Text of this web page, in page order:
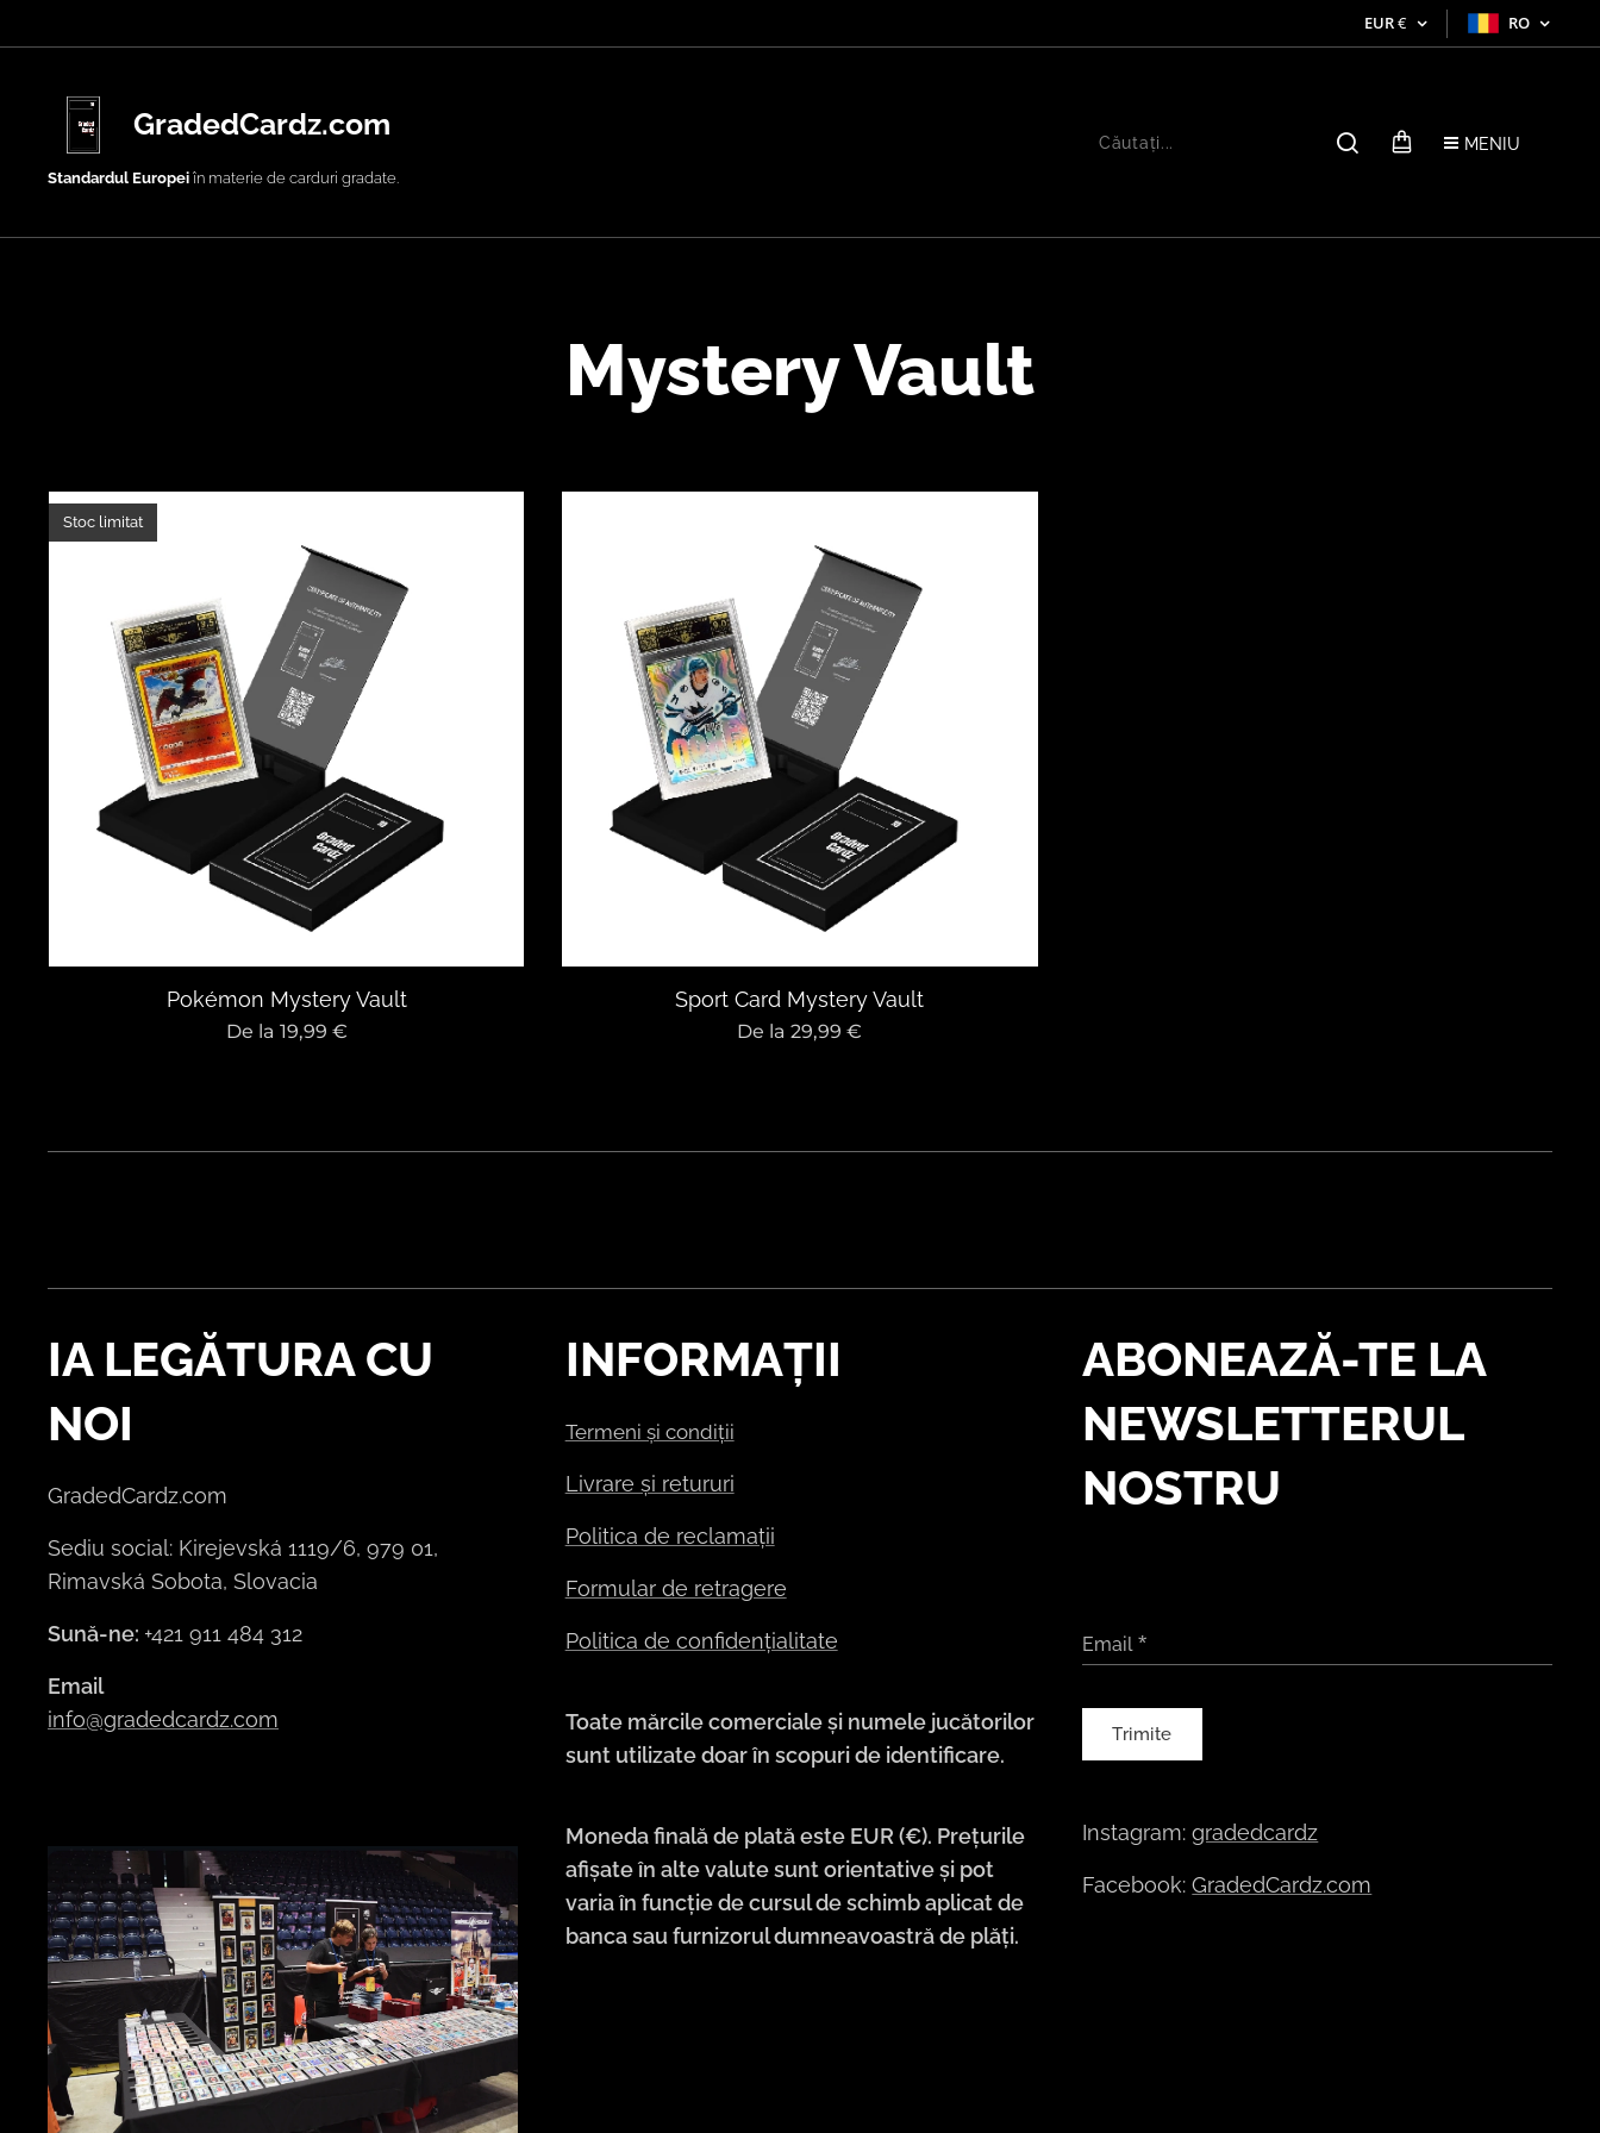
EUR€ RO
GradedCardz.com
Standardul Europei în materie de carduri gradate.
MENIU
Mystery Vault
Pokémon Mystery Vault
Stoc limitat
De la 19,99 €
Sport Card Mystery Vault
De la29,99 €
IA LEGĂTURA CU
NOI
GradedCardz.com
Sediu social: Kirejevská 1119/6, 979 01,
Rimavská Sobota, Slovacia
Sună-ne: +421 911 484 312
Email
info@gradedcardz.com
INFORMAȚII
Termeni și condiții
Livrare și retururi
Politica de reclamații
Formular de retragere
Politica de confidențialitate
Toate mărcile comerciale și numele jucătorilor
sunt utilizate doar în scopuri de identificare.
Moneda finală de plată este EUR (€). Prețurile
afișate în alte valute sunt orientative și pot
varia în funcție de cursul de schimb aplicat de
banca sau furnizorul dumneavoastră de plăți.
ABONEAZĂ-TE LA
NEWSLETTERUL
NOSTRU
Email
Trimite
Instagram:gradedcardz
Facebook:GradedCardz.com